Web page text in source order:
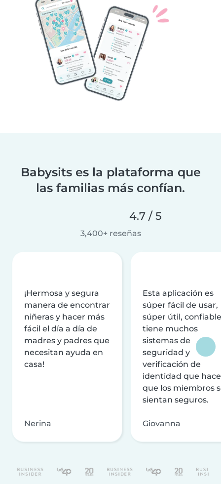
Babysits es la plataforma que
las familias más confían.
4.7 / 5
3,400+ reseñas
¡Hermosa y segura
manera de encontrar
niñeras y hacer más
fácil el día a día de
madres y padres que
necesitan ayuda en
casa!
Nerina
Esta aplicación es
súper fácil de usar,
súper útil,
tiene muchos
sistemas de
seguridad y
verificación de
identidad que
que los miembros
sientan seguros.
Giovanna